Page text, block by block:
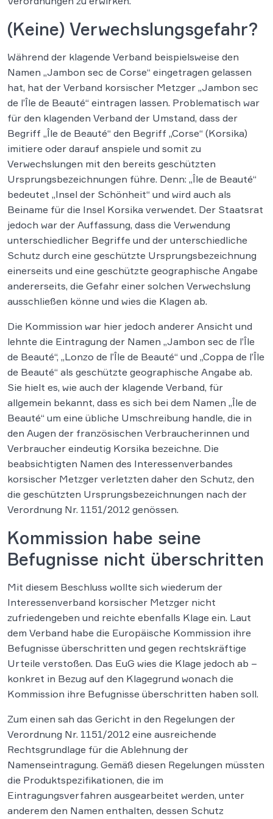
(Keine) Verwechslungsgefahr?
Während der klagende Verband beispielsweise den
Namen „Jambon sec de Corse“ eingetragen gelassen
hat, hat der Verband korsischer Metzger „Jambon sec
de l’Île de Beauté“ eintragen lassen. Problematisch war
für den klagenden Verband der Umstand, dass der
Begriff „Île de Beauté“ den Begriff „Corse“ (Korsika)
imitiere oder darauf anspiele und somit zu
Verwechslungen mit den bereits geschützten
Ursprungsbezeichnungen führe. Denn: „Île de Beauté“
bedeutet „Insel der Schönheit“ und wird auch als
Beiname für die Insel Korsika verwendet. Der Staatsrat
jedoch war der Auffassung, dass die Verwendung
unterschiedlicher Begriffe und der unterschiedliche
Schutz durch eine geschützte Ursprungsbezeichnung
einerseits und eine geschützte geographische Angabe
andererseits, die Gefahr einer solchen Verwechslung
ausschließen könne und wies die Klagen ab.
Die Kommission war hier jedoch anderer Ansicht und
lehnte die Eintragung der Namen „Jambon sec de l’Île
de Beauté“, „Lonzo de l’Île de Beauté“ und „Coppa de l’Île
de Beauté“ als geschützte geographische Angabe ab.
Sie hielt es, wie auch der klagende Verband, für
allgemein bekannt, dass es sich bei dem Namen „Île de
Beauté“ um eine übliche Umschreibung handle, die in
den Augen der französischen Verbraucherinnen und
Verbraucher eindeutig Korsika bezeichne. Die
beabsichtigten Namen des Interessenverbandes
korsischer Metzger verletzten daher den Schutz, den
die geschützten Ursprungsbezeichnungen nach der
Verordnung Nr. 1151/2012 genössen.
Kommission habe seine
Befugnisse nicht überschritten
Mit diesem Beschluss wollte sich wiederum der
Interessenverband korsischer Metzger nicht
zufriedengeben und reichte ebenfalls Klage ein. Laut
dem Verband habe die Europäische Kommission ihre
Befugnisse überschritten und gegen rechtskräftige
Urteile verstoßen. Das EuG wies die Klage jedoch ab –
konkret in Bezug auf den Klagegrund wonach die
Kommission ihre Befugnisse überschritten haben soll.
Zum einen sah das Gericht in den Regelungen der
Verordnung Nr. 1151/2012 eine ausreichende
Rechtsgrundlage für die Ablehnung der
Namenseintragung. Gemäß diesen Regelungen müssten
die Produktspezifikationen, die im
Eintragungsverfahren ausgearbeitet werden, unter
anderem den Namen enthalten, dessen Schutz